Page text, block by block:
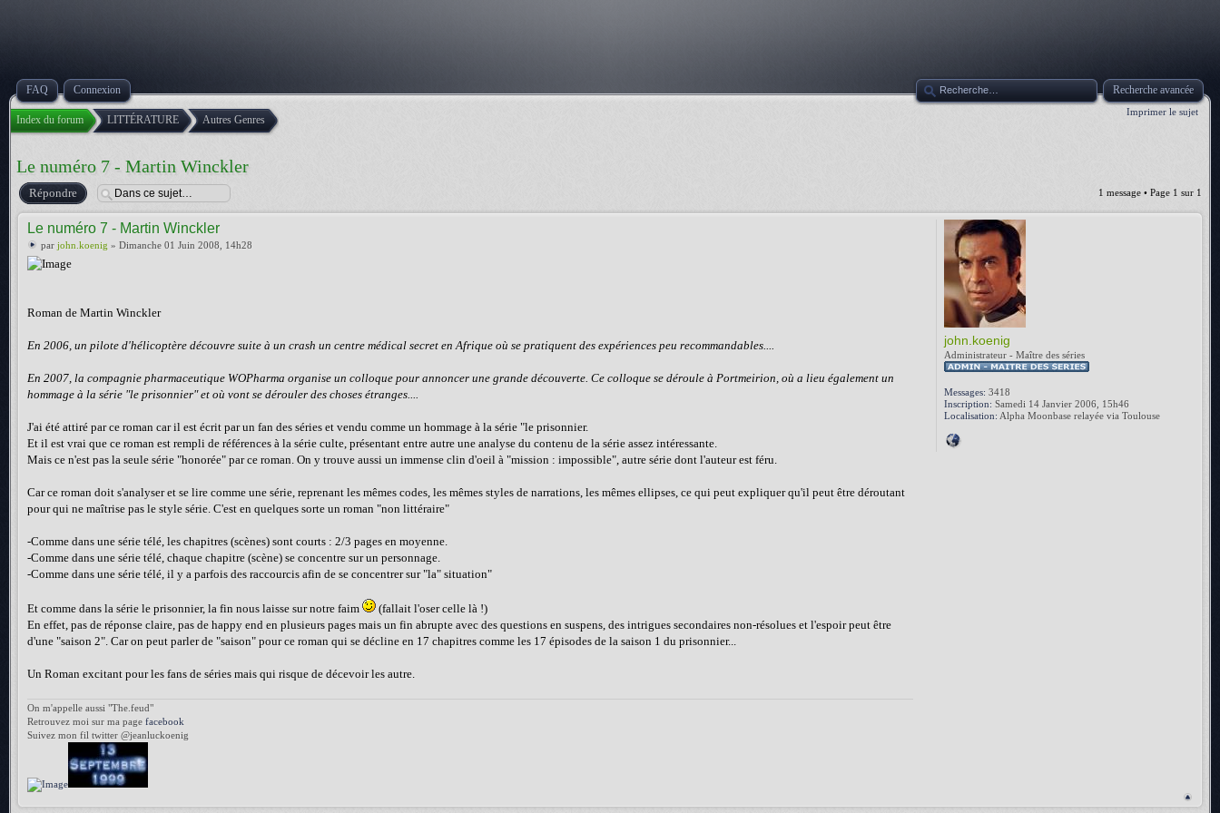
FAQ Connexion Recherche avancée
Imprimer le sujet
Index du forum LITTÉRATURE Autres Genres
Le numéro 7 - Martin Winckler
Répondre 1 message • Page 1 sur 1
Le numéro 7 - Martin Winckler
par john.koenig » Dimanche 01 Juin 2008, 14h28
Roman de Martin Winckler
En 2006, un pilote d'hélicoptère découvre suite à un crash un centre médical secret en Afrique où se pratiquent des expériences peu recommandables....
En 2007, la compagnie pharmaceutique WOPharma organise un colloque pour annoncer une grande découverte. Ce colloque se déroule à Portmeirion, où a lieu également un
hommage à la série "le prisonnier" et où vont se dérouler des choses étranges....
J'ai été attiré par ce roman car il est écrit par un fan des séries et vendu comme un hommage à la série "le prisonnier.
Et il est vrai que ce roman est rempli de références à la série culte, présentant entre autre une analyse du contenu de la série assez intéressante.
Mais ce n'est pas la seule série "honorée" par ce roman. On y trouve aussi un immense clin d'oeil à "mission : impossible", autre série dont l'auteur est féru.
Car ce roman doit s'analyser et se lire comme une série, reprenant les mêmes codes, les mêmes styles de narrations, les mêmes ellipses, ce qui peut expliquer qu'il peut être déroutant
pour qui ne maîtrise pas le style série. C'est en quelques sorte un roman "non littéraire"
-Comme dans une série télé, les chapitres (scènes) sont courts : 2/3 pages en moyenne.
-Comme dans une série télé, chaque chapitre (scène) se concentre sur un personnage.
-Comme dans une série télé, il y a parfois des raccourcis afin de se concentrer sur "la" situation"
Et comme dans la série le prisonnier, la fin nous laisse sur notre faim
(fallait l'oser celle là !)
En effet, pas de réponse claire, pas de happy end en plusieurs pages mais un fin abrupte avec des questions en suspens, des intrigues secondaires non-résolues et l'espoir peut être
d'une "saison 2". Car on peut parler de "saison" pour ce roman qui se décline en 17 chapitres comme les 17 épisodes de la saison 1 du prisonnier...
Un Roman excitant pour les fans de séries mais qui risque de décevoir les autre.
On m'appelle aussi "The.feud"
Retrouvez moi sur ma page facebook
Suivez mon fil twitter @jeanluckoenig
john.koenig
Administrateur - Maître des séries
Messages: 3418
Inscription: Samedi 14 Janvier 2006, 15h46
Localisation: Alpha Moonbase relayée via Toulouse